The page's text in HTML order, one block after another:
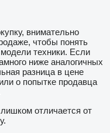
внимательно
чтобы понять
техники. Если
ниже аналогичных
разница в цене
о попытке продавца
отличается от